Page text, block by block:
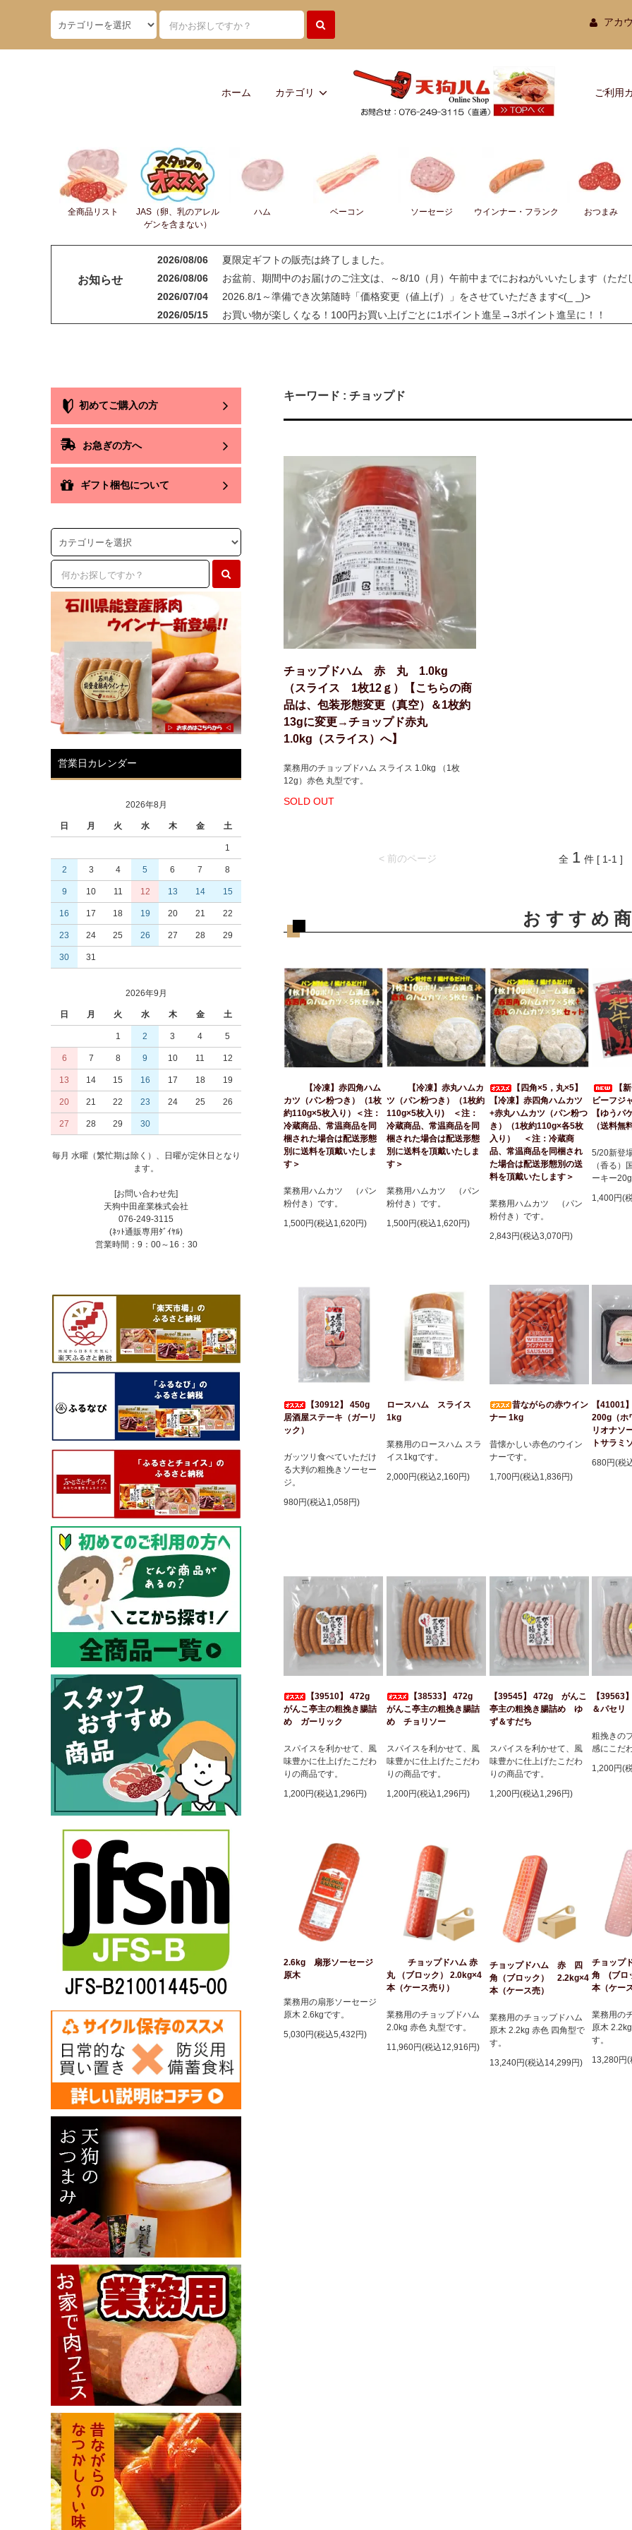
アカ
ホーム カテゴリ ご利用
全商品リスト
JAS（卵、乳のアレル
ゲンを含まない）
ハム ベーコン ソーセージ ウインナー・フランク おつまみ
お知らせ
2026/08/06
夏限定ギフトの販売は終了しました。
2026/08/06
お盆前、期間中のお届けのご注文は、～8/10（月）午前中までにおねがいいたします（ただ
2026/07/04
2026.8/1～準備でき次第随時「価格変更（値上げ）」をさせていただきます<(_ _)>
2026/05/15
お買い物が楽しくなる！100円お買い上げごとに1ポイント進呈→3ポイント進呈に！！
2025/07/14
会員登録後のお買い物がお得に！！ポイントについても変更しました<(_ _)>
2025/05/13
天狗ハムオンラインショップ会員様限定！3％OFF商品を増やしました(^^)/
2025/01/05
「お肉」のご注文は「お急ぎ便」「当日出荷」の対象外です。詳しくは各ページの「商品説
【ご注意】配送をお急ぎの方は、日付指定をせずに、備考欄にその旨をご記入ください。品
2025/01/05
「地域から元気に！！」天狗ハムでは【金沢市】の「ふるさと納税返礼品」に提供しており
キーワード : チョップド
チョップドハム 赤 丸 1.0kg
（スライス 1枚12ｇ）【こちらの商
品は、包装形態変更（真空）＆1枚約
13gに変更→チョップド赤丸
1.0kg（スライス）へ】
業務用のチョップドハム スライス 1.0kg （1枚
12g）赤色 丸型です。
SOLD OUT
< 前のページ 全 1 件 [ 1-1 ]
おすすめ
【冷凍】赤四角ハム
カツ（パン粉つき）（1枚
約110g×5枚入り）＜注：
冷蔵商品、常温商品を同
梱された場合は配送形態
別に送料を頂戴いたしま
す＞
業務用ハムカツ （パン
粉付き）です。
1,500円(税込1,620円)
【冷凍】赤丸ハムカ
ツ（パン粉つき）（1枚約
110g×5枚入り) ＜注：
冷蔵商品、常温商品を同
梱された場合は配送形態
別に送料を頂戴いたしま
す＞
業務用ハムカツ （パン
粉付き）です。
1,500円(税込1,620円)
【四角×5，丸×5】
【冷凍】赤四角ハムカツ
+赤丸ハムカツ（パン粉つ
き）（1枚約110g×各5枚
入り） ＜注：冷蔵商
品、常温商品を同梱され
た場合は配送形態別の送
料を頂戴いたします＞
業務用ハムカツ （パン
粉付き）です。
2,843円(税込3,070円)
【
ビーフジ
【ゆうパ
（送料無
5/20新登
（香る）
ーキー20g
1,400円(
【30912】 450g
居酒屋ステーキ（ガーリ
ック）
ガッツリ食べていただけ
る大判の粗挽きソーセー
ジ。
980円(税込1,058円)
ロースハム スライス
1kg
業務用のロースハム スラ
イス1kgです。
2,000円(税込2,160円)
昔ながらの赤ウイン
ナー 1kg
昔懐かしい赤色のウイン
ナーです。
1,700円(税込1,836円)
【41001
200g（ホ
リオナソ
トサラミ
680円(税
【39510】 472g
がんこ亭主の粗挽き腸詰
め ガーリック
スパイスを利かせて、風
味豊かに仕上げたこだわ
りの商品です。
1,200円(税込1,296円)
【38533】 472g
がんこ亭主の粗挽き腸詰
め チョリソー
スパイスを利かせて、風
味豊かに仕上げたこだわ
りの商品です。
1,200円(税込1,296円)
【39545】 472g がんこ
亭主の粗挽き腸詰め ゆ
ず＆すだち
スパイスを利かせて、風
味豊かに仕上げたこだわ
りの商品です。
1,200円(税込1,296円)
【
＆パセリ
粗挽きの
感にこだ
1,200円(
2.6kg 扇形ソーセージ
原木
業務用の扇形ソーセージ
原木 2.6kgです。
5,030円(税込5,432円)
チョップドハム 赤
丸 （ブロック） 2.0kg×4
本（ケース売り）
業務用のチョップドハム
2.0kg 赤色 丸型です。
11,960円(税込12,916円)
チョップドハム 赤 四
角（ブロック） 2.2kg×4
本（ケース売）
業務用のチョップドハム
原木 2.2kg 赤色 四角型で
す。
13,240円(税込14,299円)
チョッ
角 (ブロ
本（ケー
業務用の
原木
す。
13,280円
初めてご購入の方
お急ぎの方へ
ギフト梱包について
営業日カレンダー
2026年8月
日 月 火 水 木 金 土
1
2 3 4 5 6 7 8
9 10 11 12 13 14 15
16 17 18 19 20 21 22
23 24 25 26 27 28 29
30 31
2026年9月
日 月 火 水 木 金 土
1 2 3 4 5
6 7 8 9 10 11 12
13 14 15 16 17 18 19
20 21 22 23 24 25 26
27 28 29 30
毎月 水曜（繁忙期は除く）、日曜が定休日となり
ます。
[お問い合わせ先]
天狗中田産業株式会社
076-249-3115
(ﾈｯﾄ通販専用ﾀﾞｲﾔﾙ)
営業時間：9：00～16：30